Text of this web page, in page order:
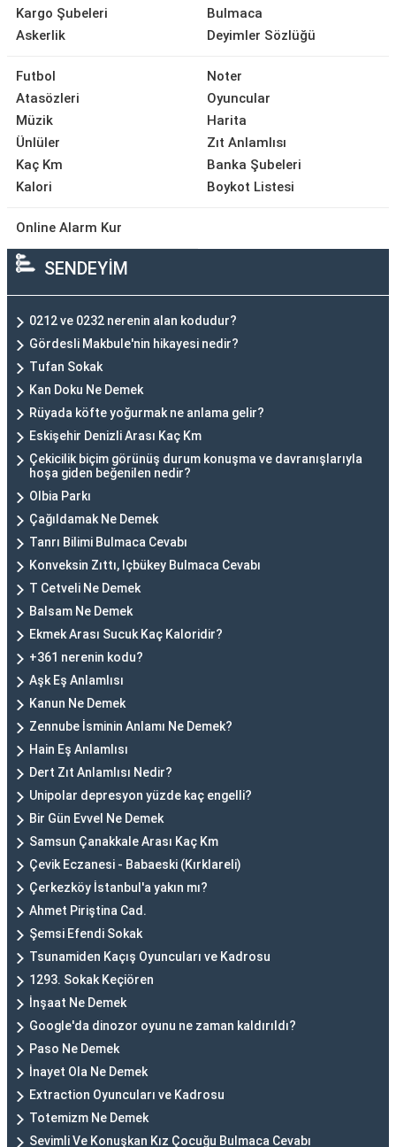
Kargo Şubeleri
Askerlik
Bulmaca
Deyimler Sözlüğü
Futbol
Atasözleri
Müzik
Ünlüler
Kaç Km
Kalori
Noter
Oyuncular
Harita
Zıt Anlamlısı
Banka Şubeleri
Boykot Listesi
Online Alarm Kur
SENDEYİM
0212 ve 0232 nerenin alan kodudur?
Gördesli Makbule'nin hikayesi nedir?
Tufan Sokak
Kan Doku Ne Demek
Rüyada köfte yoğurmak ne anlama gelir?
Eskişehir Denizli Arası Kaç Km
Çekicilik biçim görünüş durum konuşma ve davranışlarıyla
hoşa giden beğenilen nedir?
Olbia Parkı
Çağıldamak Ne Demek
Tanrı Bilimi Bulmaca Cevabı
Konveksin Zıttı, Içbükey Bulmaca Cevabı
T Cetveli Ne Demek
Balsam Ne Demek
Ekmek Arası Sucuk Kaç Kaloridir?
+361 nerenin kodu?
Aşk Eş Anlamlısı
Kanun Ne Demek
Zennube İsminin Anlamı Ne Demek?
Hain Eş Anlamlısı
Dert Zıt Anlamlısı Nedir?
Unipolar depresyon yüzde kaç engelli?
Bir Gün Evvel Ne Demek
Samsun Çanakkale Arası Kaç Km
Çevik Eczanesi - Babaeski (Kırklareli)
Çerkezköy İstanbul'a yakın mı?
Ahmet Piriştina Cad.
Şemsi Efendi Sokak
Tsunamiden Kaçış Oyuncuları ve Kadrosu
1293. Sokak Keçiören
İnşaat Ne Demek
Google'da dinozor oyunu ne zaman kaldırıldı?
Paso Ne Demek
İnayet Ola Ne Demek
Extraction Oyuncuları ve Kadrosu
Totemizm Ne Demek
Sevimli Ve Konuşkan Kız Çocuğu Bulmaca Cevabı